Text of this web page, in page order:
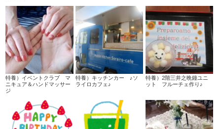
特養）イベントクラブ マ
ニキュア＆ハンドマッサー
ジ
特養）キッチンカー ♪ソ
ライロカフェ♪
特養）2階三井之晩鐘ユニ
ット フルーチェ作り♪